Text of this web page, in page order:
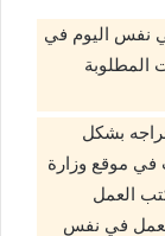
نفس اليوم في
المطلوبة
بشكل
في موقع وزارة
العمل
في نفس